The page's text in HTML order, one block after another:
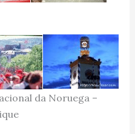
da Noruega –